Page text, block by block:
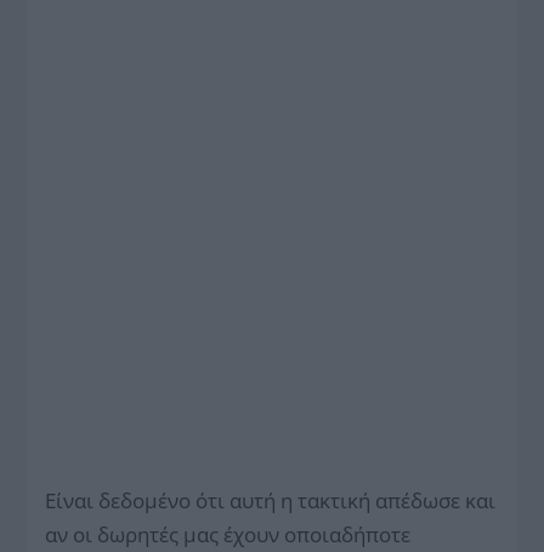
Είναι δεδομένο ότι αυτή η τακτική απέδωσε και
αν οι δωρητές μας έχουν οποιαδήποτε